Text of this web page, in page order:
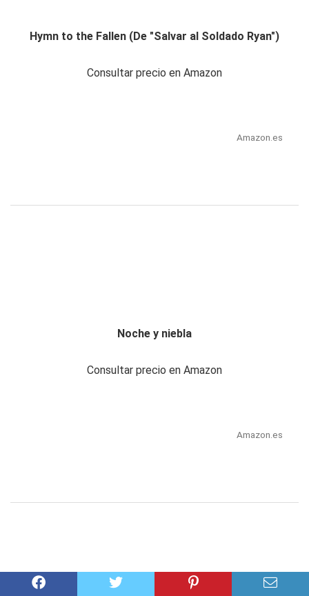
Hymn to the Fallen (De "Salvar al Soldado Ryan")
Consultar precio en Amazon
Amazon.es
Noche y niebla
Consultar precio en Amazon
Amazon.es